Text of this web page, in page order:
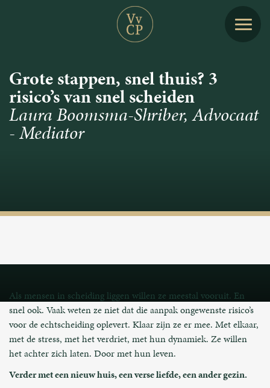
Grote stappen, snel thuis? 3
risico’s van snel scheiden
Laura Boomsma-Shriber, Advocaat
- Mediator
Als mensen in scheiding liggen willen ze meestal vooruit. En
snel ook. Vaak weten ze niet dat die aanpak ongewenste risico’s
voor de echtscheiding oplevert. Klaar zijn ze er mee. Met elkaar,
met de stress, met het verdriet, met hun dynamiek. Ze willen
het achter zich laten. Door met hun leven.
Verder met een nieuw huis, een verse liefde, een ander gezin.